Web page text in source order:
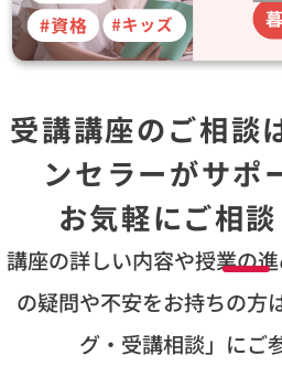
受講講座のご相談
ンセラーがサポ
お気軽にご相談
講座の詳しい内容や授業の
の疑問や不安をお持ちの方
グ・受講相談」にご